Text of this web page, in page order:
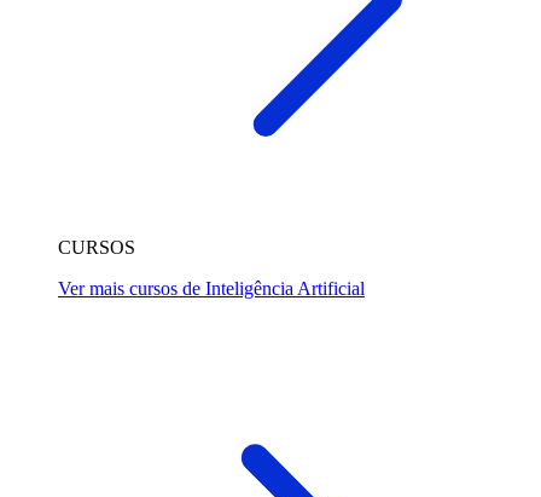
CURSOS
Ver mais cursos de Inteligência Artificial